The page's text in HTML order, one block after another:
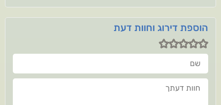
הוספת דירוג וחוות דעת
שם
חוות דעתך